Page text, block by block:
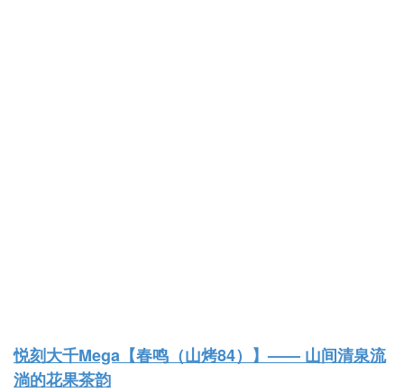
悦刻大千Mega【春鸣（山烤84）】—— 山间清泉流
淌的花果茶韵